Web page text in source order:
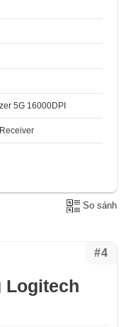
5G 16000DPI
So sánh
#4
Logitech